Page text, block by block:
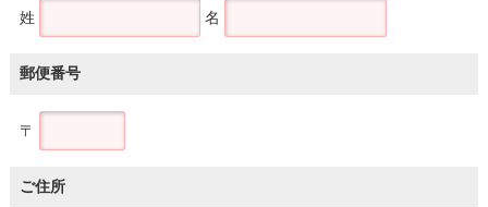
姓 名
郵便番号
〒
ご住所